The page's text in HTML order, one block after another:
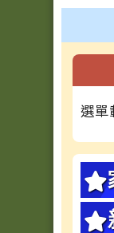
左
選單
頁